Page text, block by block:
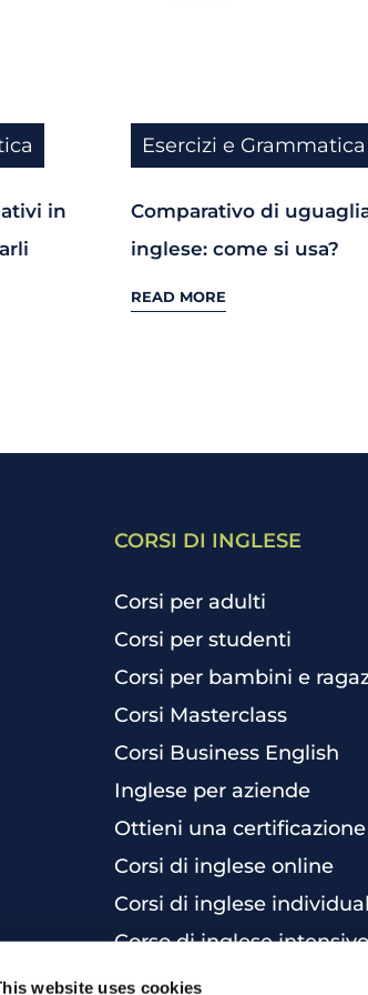
website uses cookies
in
Esercizi e Grammatica
Comparativo di
inglese: come si usa?
READ MORE
CORSI DI INGLESE
Corsi per adulti
Corsi per studenti
Corsi per bambini e
Corsi Masterclass
Corsi Business English
Inglese per aziende
Ottieni una certificazione
Corsi di inglese online
Corsi di inglese
Corso di inglese intensivo